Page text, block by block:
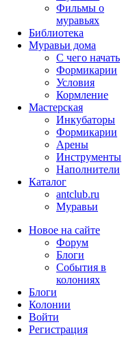
Фильмы о
муравьях
Библиотека
Муравьи дома
С чего начать
Формикарии
Условия
Кормление
Мастерская
Инкубаторы
Формикарии
Арены
Инструменты
Наполнители
Каталог
antclub.ru
Муравьи
Новое на сайте
Форум
Блоги
События в
колониях
Блоги
Колонии
Войти
Peгиcтpaция